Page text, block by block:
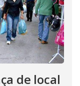
de local